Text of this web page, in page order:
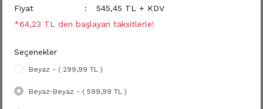
Fiyat
545,45 TL + KDV
*64,23 TL den başlayan taksitlerle!
Seçenekler
Beyaz - ( 299,99 TL )
Beyaz-Beyaz - ( 599,99 TL )